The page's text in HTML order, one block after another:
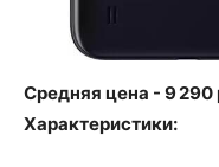
Средняя цена - 9 290
Характеристики: